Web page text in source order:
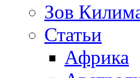
Зов
Статьи
Африка